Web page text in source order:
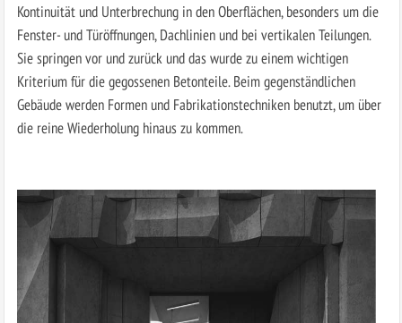
Kontinuität und Unterbrechung in den Oberflächen, besonders um die
Fenster- und Türöffnungen, Dachlinien und bei vertikalen Teilungen.
Sie springen vor und zurück und das wurde zu einem wichtigen
Kriterium für die gegossenen Betonteile. Beim gegenständlichen
Gebäude werden Formen und Fabrikationstechniken benutzt, um über
die reine Wiederholung hinaus zu kommen.